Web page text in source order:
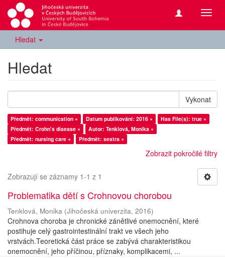
Hledat
Hledat
Vykonat
Předmět: communication × Datum publikování: 2016 ×
Has File(s): true ×
Předmět: Crohn's disease ×
Autor: Tenklová, Monika ×
Předmět: nursing care ×
Předmět: sestra ×
Zobrazit pokročilé filtry
Zobrazují se záznamy 1-1 z 1
Problematika dětí s Crohnovou chorobou
Tenklová, Monika (Jihočeská univerzita, 2016)
Crohnova choroba je chronické zánětlivé onemocnění, které
postihuje celý gastrointestinální trakt ve všech jeho
vrstvách.Teoretická část práce se zabývá charakteristikou
onemocnění, jeho příčinou, příznaky, komplikacemi, ...